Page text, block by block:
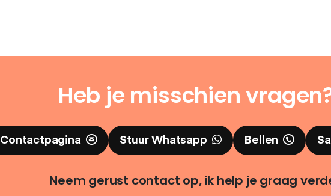
Heb je misschien
Contactpagina Stuur Whatsapp Bellen
Neem gerust contact op, ik help je graag